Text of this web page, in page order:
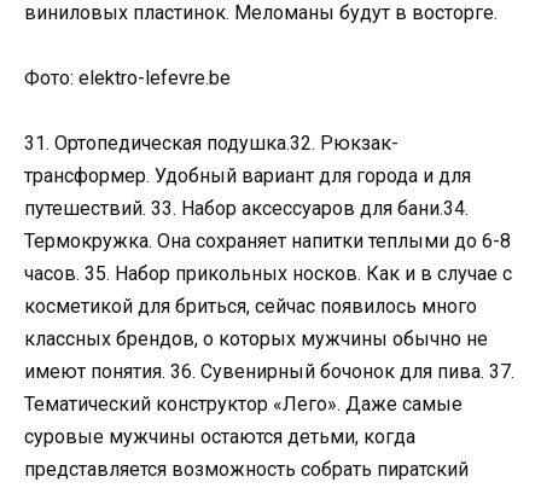
виниловых пластинок. Меломаны будут в восторге.
Фото: elektro-lefevre.be
31. Ортопедическая подушка.32. Рюкзак-
трансформер. Удобный вариант для города и для
путешествий. 33. Набор аксессуаров для бани.34.
Термокружка. Она сохраняет напитки теплыми до 6-8
часов. 35. Набор прикольных носков. Как и в случае с
косметикой для бриться, сейчас появилось много
классных брендов, о которых мужчины обычно не
имеют понятия. 36. Сувенирный бочонок для пива. 37.
Тематический конструктор «Лего». Даже самые
суровые мужчины остаются детьми, когда
представляется возможность собрать пиратский